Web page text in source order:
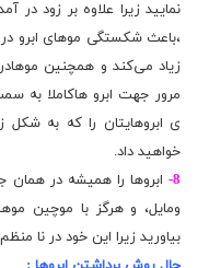
نمایید زیرا علاوه بر زود در
،باعث شکستگی موهای ابرو
زیاد می‌کند و همچنین
مرور جهت ابرو هاکاملا به
ی ابروهایتان را که به
خواهید داد.
8- ابروها را همیشه در
ومایل، و هرگز با موچین
بیاورید زیرا این خود در نا